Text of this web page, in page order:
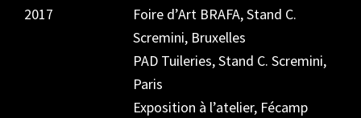
2017
Foire d’Art BRAFA, Stand C.
Scremini, Bruxelles
PAD Tuileries, Stand C. Scremini,
Paris
Exposition à l’atelier, Fécamp